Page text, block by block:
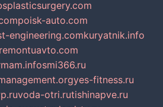
poisk-auto.com
engineering.comkuryatnik.info
smi366.ru
yes-fitness.ru
voda-otri.rutishinapve.ru